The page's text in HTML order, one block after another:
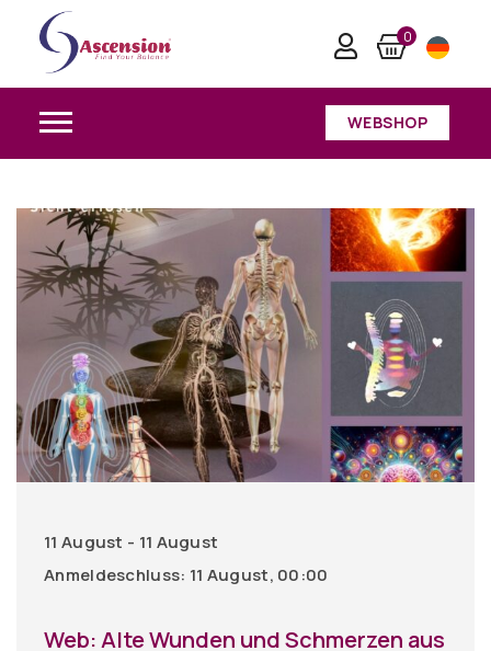
0
WEBSHOP
11 August - 11 August
Anmeldeschluss: 11 August, 00:00
Web: Alte Wunden und Schmerzen aus